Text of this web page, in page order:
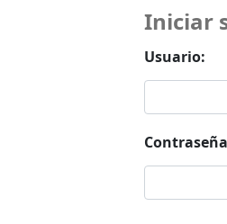
Iniciar
Usuario: